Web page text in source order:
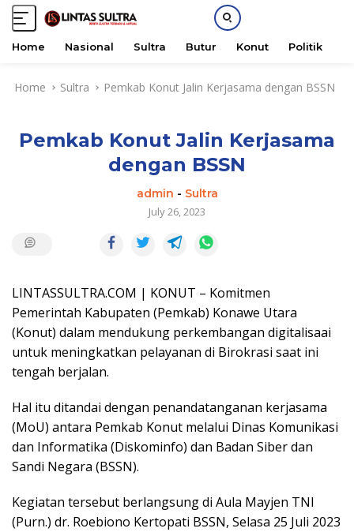
Home Nasional Sultra Butur Konut Politik
Home Sultra Pemkab Konut Jalin Kerjasama dengan BSSN
Pemkab Konut Jalin Kerjasama
dengan BSSN
admin - Sultra
July 26, 2023
LINTASSULTRA.COM | KONUT – Komitmen
Pemerintah Kabupaten (Pemkab) Konawe Utara
(Konut) dalam mendukung perkembangan digitalisaai
untuk meningkatkan pelayanan di Birokrasi saat ini
tengah berjalan.
Hal itu ditandai dengan penandatanganan kerjasama
(MoU) antara Pemkab Konut melalui Dinas Komunikasi
dan Informatika (Diskominfo) dan Badan Siber dan
Sandi Negara (BSSN).
Kegiatan tersebut berlangsung di Aula Mayjen TNI
(Purn.) dr. Roebiono Kertopati BSSN, Selasa 25 Juli 2023